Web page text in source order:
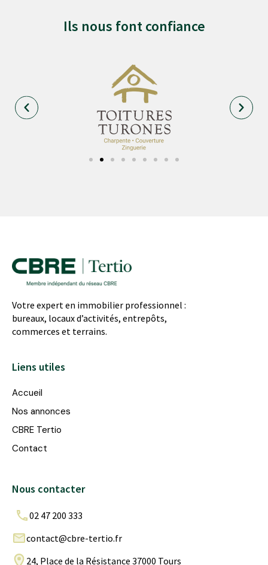
Ils nous font confiance
Votre expert en immobilier professionnel :
bureaux, locaux d’activités, entrepôts,
commerces et terrains.
Liens utiles
Accueil
Nos annonces
CBRE Tertio
Contact
Nous contacter
02 47 200 333
contact@cbre-tertio.fr
24, Place de la Résistance 37000 Tours